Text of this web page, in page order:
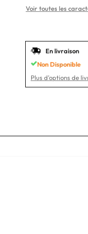
Voir toutes les
En livraison
Non Disponible
Plus d'options de